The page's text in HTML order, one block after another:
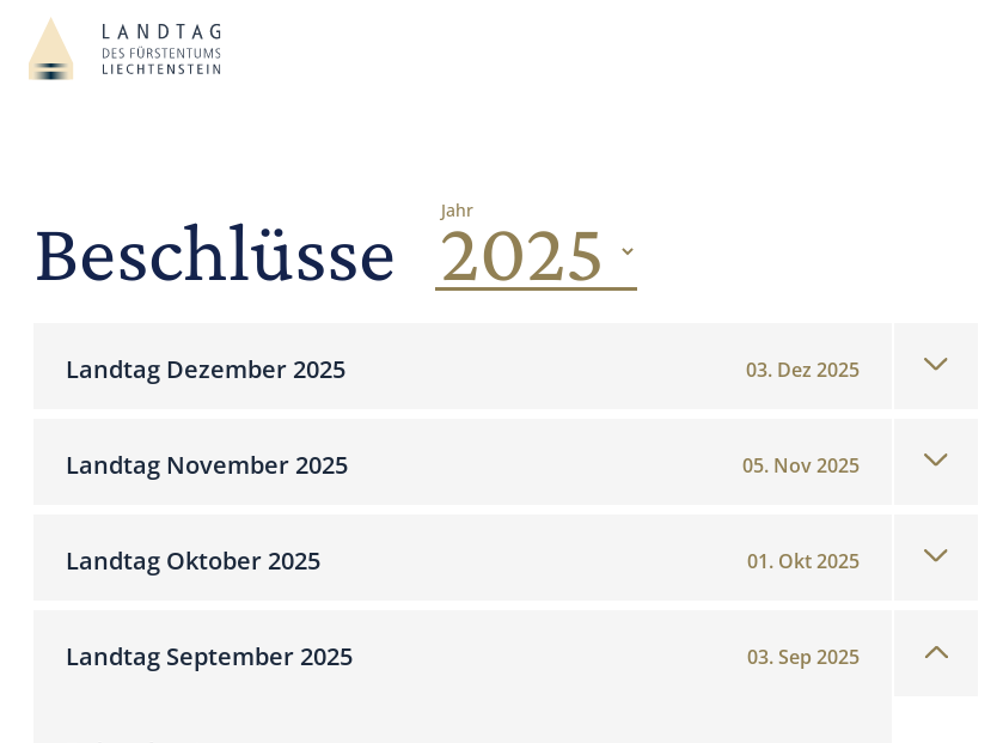
Beschlüsse Jahr
Landtag Dezember 2025 03. Dez 2025
Landtag November 2025 05. Nov 2025
Landtag Oktober 2025 01. Okt 2025
Landtag September 2025 03. Sep 2025